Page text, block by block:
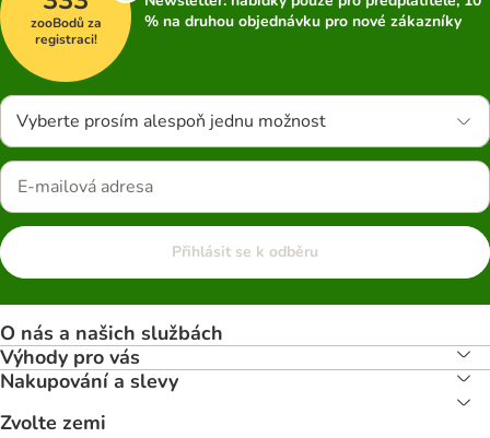
zooBodů za
registraci!
% na druhou objednávku pro nové zákazníky
Vyberte prosím alespoň jednu možnost
Přihlásit se k odběru
O nás a našich službách
Výhody pro vás
Nakupování a slevy
Zvolte zemi